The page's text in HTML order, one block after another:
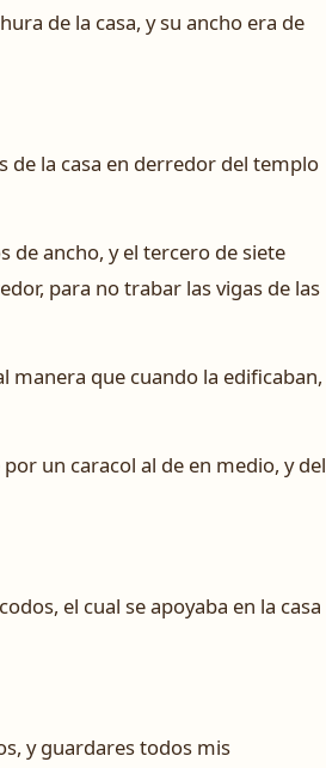
de la casa, y su ancho era de
de la casa en derredor del templo
de ancho, y el tercero de siete
para no trabar las vigas de las
manera que cuando la edificaban,
un caracol al de en medio, y del
el cual se apoyaba en la casa
y guardares todos mis